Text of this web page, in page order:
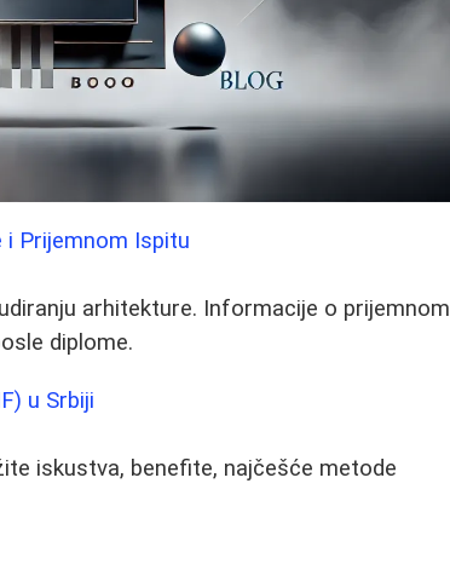
i Prijemnom Ispitu
arhitekture. Informacije o prijemnom
diplome.
u Srbiji
iskustva, benefite, najčešće metode